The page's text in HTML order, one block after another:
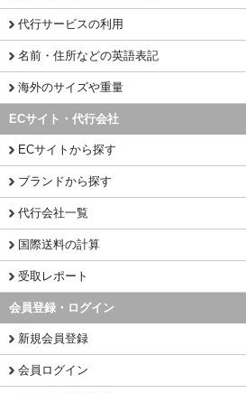
代行サービスの利用
名前・住所などの英語表記
海外のサイズや重量
ECサイト・代行会社
ECサイトから探す
ブランドから探す
代行会社一覧
国際送料の計算
受取レポート
会員登録・ログイン
新規会員登録
会員ログイン